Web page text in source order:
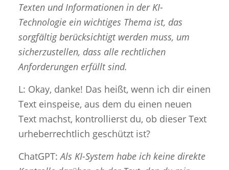
Texten und Informationen in der KI-
Technologie ein wichtiges Thema ist, das
sorgfältig berücksichtigt werden muss, um
sicherzustellen, dass alle rechtlichen
Anforderungen erfüllt sind.
L: Okay, danke! Das heißt, wenn ich dir einen
Text einspeise, aus dem du einen neuen
Text machst, kontrollierst du, ob dieser Text
urheberrechtlich geschützt ist?
ChatGPT:Als KI-System habe ich keine direkte